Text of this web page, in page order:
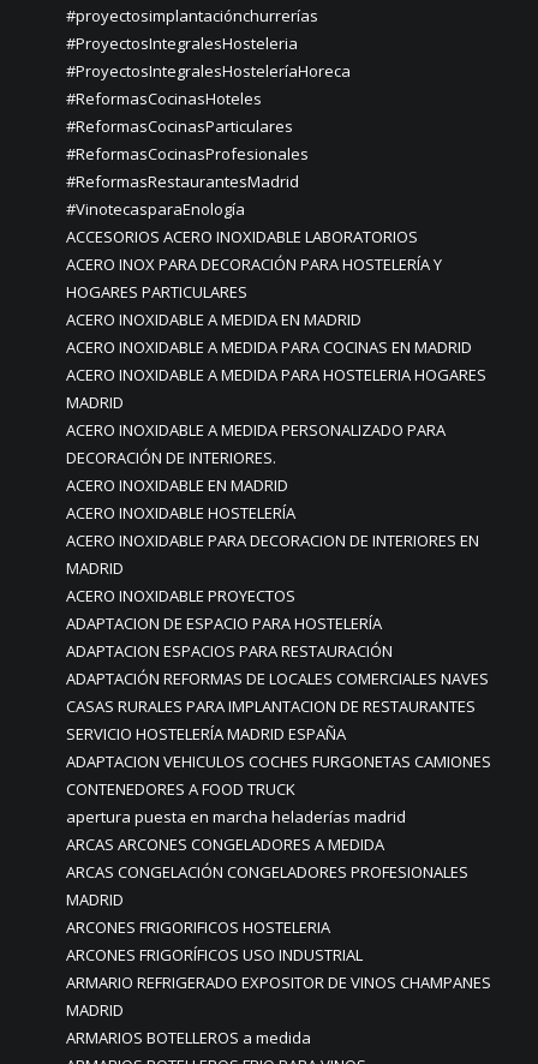
#proyectosimplantaciónchurrerías
#ProyectosIntegralesHosteleria
#ProyectosIntegralesHosteleríaHoreca
#ReformasCocinasHoteles
#ReformasCocinasParticulares
#ReformasCocinasProfesionales
#ReformasRestaurantesMadrid
#VinotecasparaEnología
ACCESORIOS ACERO INOXIDABLE LABORATORIOS
ACERO INOX PARA DECORACIÓN PARA HOSTELERÍA Y
HOGARES PARTICULARES
ACERO INOXIDABLE A MEDIDA EN MADRID
ACERO INOXIDABLE A MEDIDA PARA COCINAS EN MADRID
ACERO INOXIDABLE A MEDIDA PARA HOSTELERIA HOGARES
MADRID
ACERO INOXIDABLE A MEDIDA PERSONALIZADO PARA
DECORACIÓN DE INTERIORES.
ACERO INOXIDABLE EN MADRID
ACERO INOXIDABLE HOSTELERÍA
ACERO INOXIDABLE PARA DECORACION DE INTERIORES EN
MADRID
ACERO INOXIDABLE PROYECTOS
ADAPTACION DE ESPACIO PARA HOSTELERÍA
ADAPTACION ESPACIOS PARA RESTAURACIÓN
ADAPTACIÓN REFORMAS DE LOCALES COMERCIALES NAVES
CASAS RURALES PARA IMPLANTACION DE RESTAURANTES
SERVICIO HOSTELERÍA MADRID ESPAÑA
ADAPTACION VEHICULOS COCHES FURGONETAS CAMIONES
CONTENEDORES A FOOD TRUCK
apertura puesta en marcha heladerías madrid
ARCAS ARCONES CONGELADORES A MEDIDA
ARCAS CONGELACIÓN CONGELADORES PROFESIONALES
MADRID
ARCONES FRIGORIFICOS HOSTELERIA
ARCONES FRIGORÍFICOS USO INDUSTRIAL
ARMARIO REFRIGERADO EXPOSITOR DE VINOS CHAMPANES
MADRID
ARMARIOS BOTELLEROS a medida